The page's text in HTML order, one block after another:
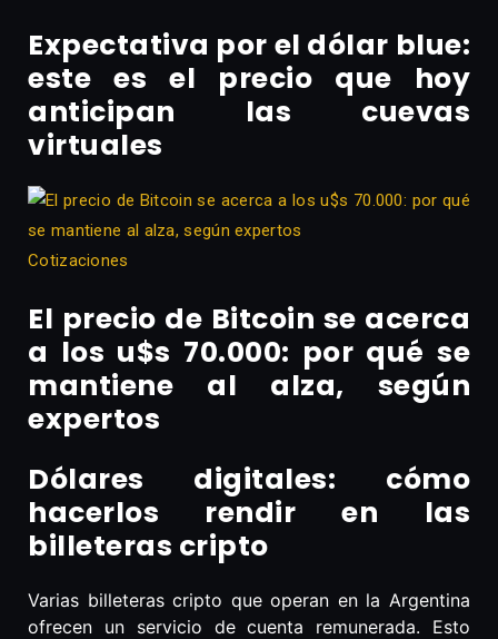
Expectativa por el dólar blue:
este es el precio que hoy
anticipan las cuevas
virtuales
Cotizaciones
El precio de Bitcoin se acerca
a los u$s 70.000: por qué se
mantiene al alza, según
expertos
Dólares digitales: cómo
hacerlos rendir en las
billeteras cripto
Varias billeteras cripto que operan en la Argentina
ofrecen un servicio de cuenta remunerada. Esto